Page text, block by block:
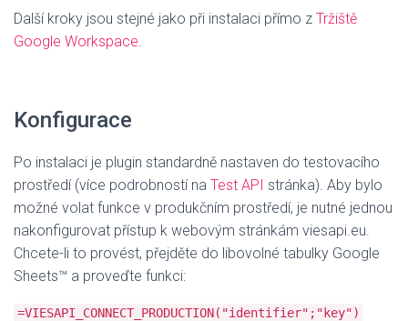
Další kroky jsou stejné jako při instalaci přímo z Tržiště
Google Workspace.
Konfigurace
Po instalaci je plugin standardně nastaven do testovacího
prostředí (více podrobností na Test API stránka). Aby bylo
možné volat funkce v produkčním prostředí, je nutné jednou
nakonfigurovat přístup k webovým stránkám viesapi.eu.
Chcete-li to provést, přejděte do libovolné tabulky Google
Sheets™ a proveďte funkci:
=VIESAPI_CONNECT_PRODUCTION("identifier";"key")